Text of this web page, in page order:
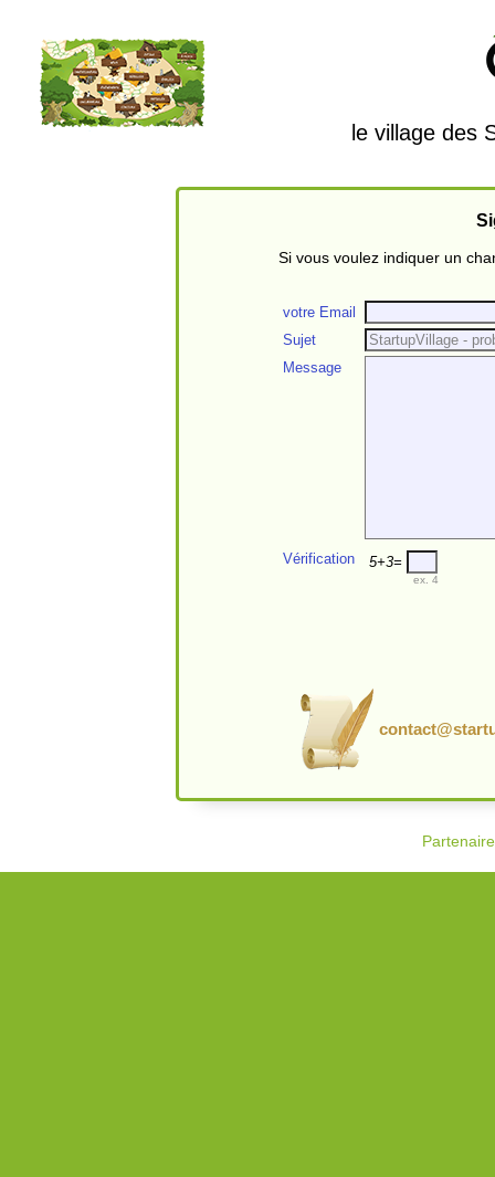
le village des
Si vous voulez indiquer un
votre Email
Sujet
Message
Vérification 5+3=
ex. 4